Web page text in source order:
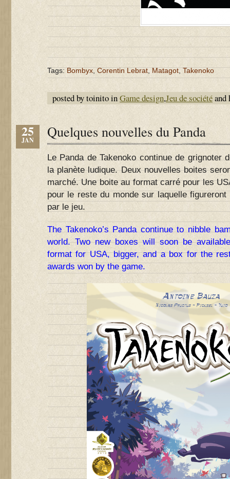
Tags:Bombyx,Corentin Lebrat,Matagot,Takenoko
posted by toinito inGame design,Jeu de sociétéand
25
JAN Quelques nouvelles du Panda
Le Panda de Takenoko continue de grignoter
la planète ludique. Deux nouvelles boites
marché. Une boite au format carré pour les
pour le reste du monde sur laquelle
par le jeu.
The Takenoko’s Panda continue to nibble
world. Two new boxes will soon be
format for USA, bigger, and a box for the
awards won by the game.